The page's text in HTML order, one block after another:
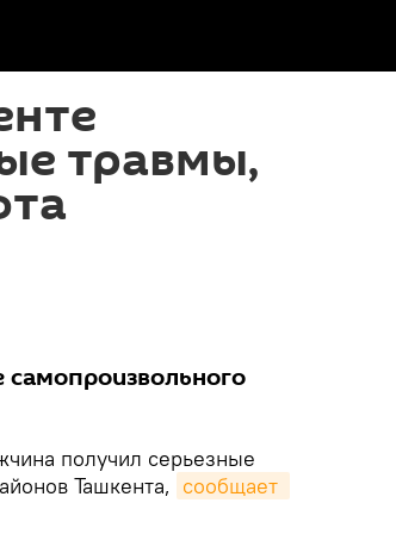
травмы,
получил серьезные
Ташкента,